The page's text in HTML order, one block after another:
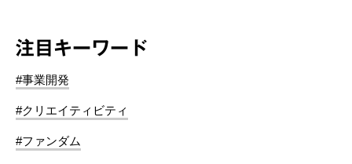
注目キーワード
#事業開発
#クリエイティビティ
#ファンダム